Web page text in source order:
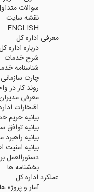
سوالات
نقشه سایت
ENGLISH
معرفی اداره کل
درباره اداره کل
شرح خدمات
شناسنامه
چارت سازمانی
روند کار در
معرفی مدیران
افتخارات
بیانیه حریم
بیانیه
بیانیه
بیانیه امنیت
دستورالعمل
بخشنامه ها
عملکرد اداره کل
آمار و پروژه ها